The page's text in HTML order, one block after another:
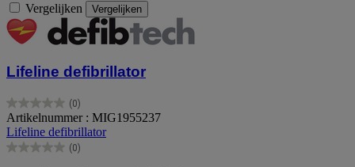
Vergelijken Vergelijken
Lifeline defibrillator
(0)
0.0
van
de
5
Artikelnummer : MIG1955237
Lifeline defibrillator
(0)
0.0